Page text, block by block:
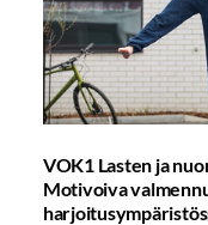
VOK1 Lasten ja
Motivoiva